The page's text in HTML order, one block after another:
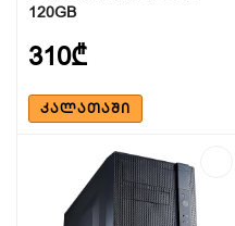
120GB
310₾
ᲙᲐᲚᲐᲗᲐᲨᲘ